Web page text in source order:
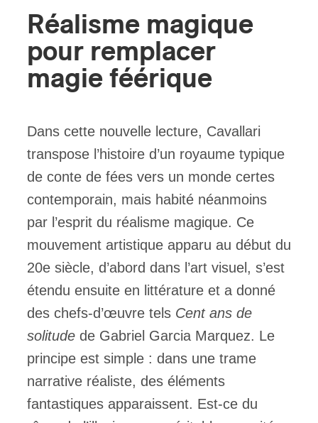
Réalisme magique
pour remplacer
magie féérique
Dans cette nouvelle lecture, Cavallari
transpose l’histoire d’un royaume typique
de conte de fées vers un monde certes
contemporain, mais habité néanmoins
par l’esprit du réalisme magique. Ce
mouvement artistique apparu au début du
20e siècle, d’abord dans l’art visuel, s’est
étendu ensuite en littérature et a donné
des chefs-d’œuvre tels Cent ans de
solitude de Gabriel Garcia Marquez. Le
principe est simple : dans une trame
narrative réaliste, des éléments
fantastiques apparaissent. Est-ce du